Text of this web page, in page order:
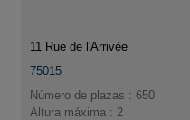
11 Rue de l'Arrivée
75015
Número de plazas : 650
Altura máxima : 2